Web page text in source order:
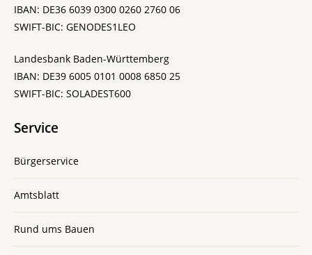
IBAN: DE36 6039 0300 0260 2760 06
SWIFT-BIC: GENODES1LEO
Landesbank Baden-Württemberg
IBAN: DE39 6005 0101 0008 6850 25
SWIFT-BIC: SOLADEST600
Service
Bürgerservice
Amtsblatt
Rund ums Bauen